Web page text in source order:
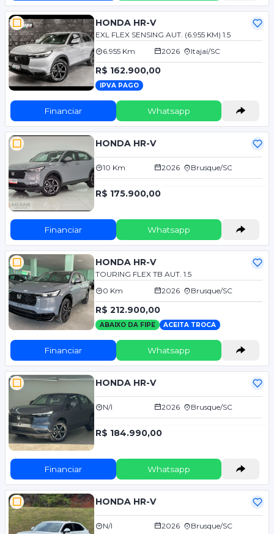
HONDA HR-V
EXL FLEX SENSING AUT. (6.955 KM) 1.5
6.955 Km
2026 Itajaí/SC
R$ 162.900,00
IPVA PAGO
Financiar Whatsapp
HONDA HR-V
10 Km 2026 Brusque/SC
R$ 175.900,00
Financiar Whatsapp
HONDA HR-V
TOURING FLEX TB AUT. 1.5
0 Km
2026 Brusque/SC
R$ 212.900,00
ABAIXO DA FIPE ACEITA TROCA
Financiar Whatsapp
HONDA HR-V
N/I 2026 Brusque/SC
R$ 184.990,00
Financiar Whatsapp
HONDA HR-V
N/I 2026 Brusque/SC